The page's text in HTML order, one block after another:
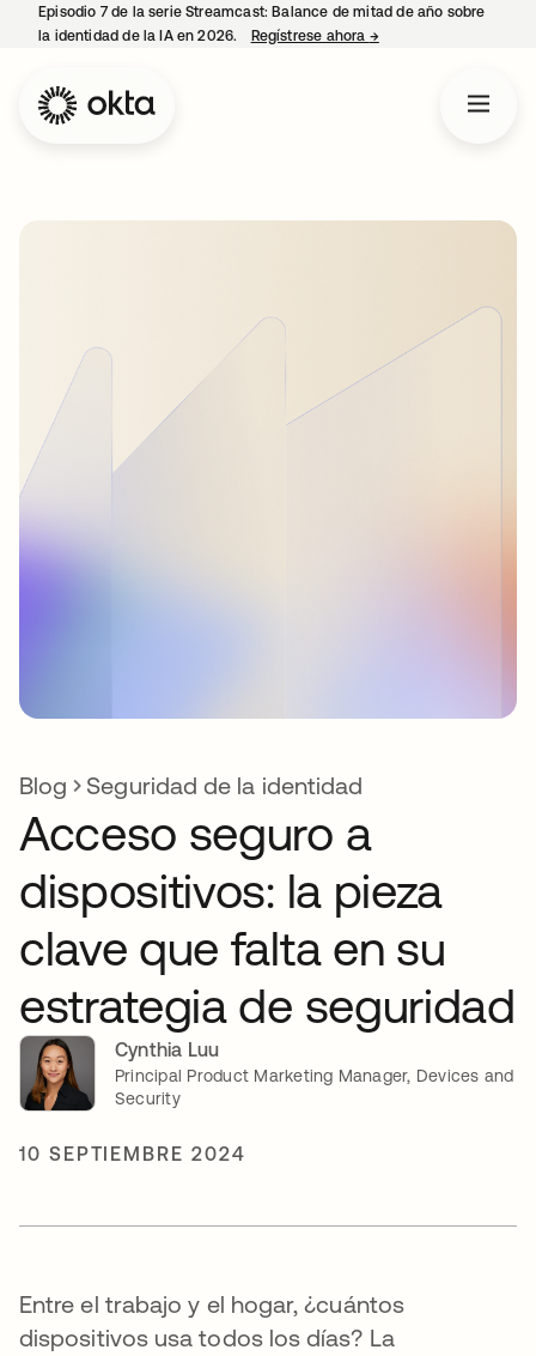
Episodio 7 de la serie Streamcast: Balance de mitad de año sobre
la identidad de la IA en 2026.
Regístrese ahora →se abre en una
Blog Seguridad de la identidad
Acceso seguro a
dispositivos: la pieza
clave que falta en su
estrategia de seguridad
Cynthia Luu
Principal Product Marketing Manager, Devices and
Security
10 SEPTIEMBRE 2024
Entre el trabajo y el hogar, ¿cuántos
dispositivos usa todos los días? La